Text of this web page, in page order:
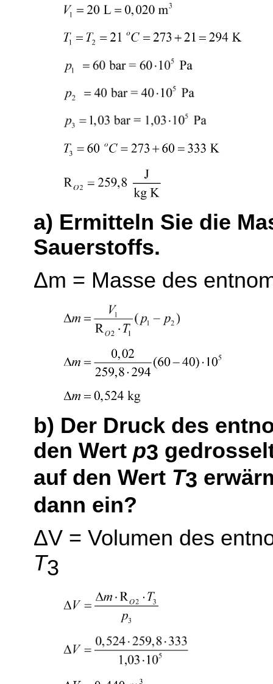
a) Ermitteln Sie die
Sauerstoffs.
Δm = Masse des
b) Der Druck des
den Wertp3
auf den Wert T3
dann ein?
ΔV = Volumen des
T3